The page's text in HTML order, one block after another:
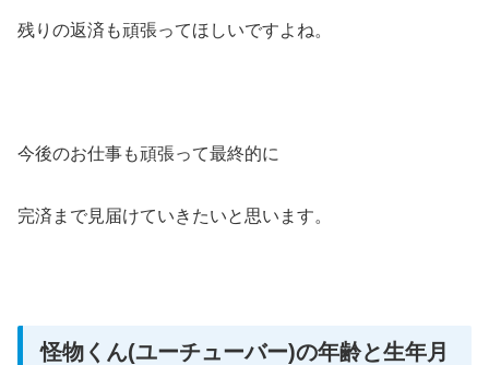
残りの返済も頑張ってほしいですよね。
今後のお仕事も頑張って最終的に
完済まで見届けていきたいと思います。
怪物くん(ユーチューバー)の年齢と生年月